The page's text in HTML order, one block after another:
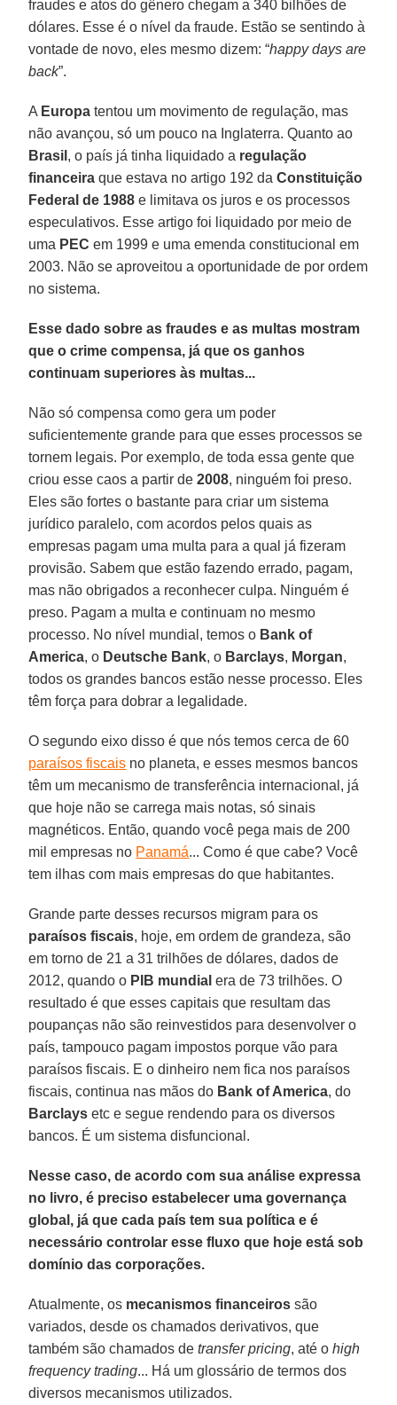
fraudes e atos do gênero chegam a 340 bilhões de
dólares. Esse é o nível da fraude. Estão se sentindo à
vontade de novo, eles mesmo dizem: “happy days are
back”.
A Europa tentou um movimento de regulação, mas
não avançou, só um pouco na Inglaterra. Quanto ao
Brasil , o país já tinha liquidado a regulação
financeira que estava no artigo 192 daConstituição
Federal de 1988 e limitava os juros e os processos
especulativos. Esse artigo foi liquidado por meio de
uma PEC em 1999 e uma emenda constitucional em
2003. Não se aproveitou a oportunidade de por ordem
no sistema.
Esse dado sobre as fraudes e as multas mostram
que o crime compensa, já que os ganhos
continuam superiores às multas...
Não só compensa como gera um poder
suficientemente grande para que esses processos se
tornem legais. Por exemplo, de toda essa gente que
criou esse caos a partir de2008, ninguém foi preso.
Eles são fortes o bastante para criar um sistema
jurídico paralelo, com acordos pelos quais as
empresas pagam uma multa para a qual já fizeram
provisão. Sabem que estão fazendo errado, pagam,
mas não obrigados a reconhecer culpa. Ninguém é
preso. Pagam a multa e continuam no mesmo
processo. No nível mundial, temos o Bank of
America, o Deutsche Bank, o Barclays, Morgan,
todos os grandes bancos estão nesse processo. Eles
têm força para dobrar a legalidade.
O segundo eixo disso é que nós temos cerca de 60
paraísos fiscais no planeta, e esses mesmos bancos
têm um mecanismo de transferência internacional, já
que hoje não se carrega mais notas, só sinais
magnéticos. Então, quando você pega mais de 200
mil empresas no Panamá... Como é que cabe? Você
tem ilhas com mais empresas do que habitantes.
Grande parte desses recursos migram para os
paraísos fiscais, hoje, em ordem de grandeza, são
em torno de 21 a 31 trilhões de dólares, dados de
2012, quando o PIB mundial era de 73 trilhões. O
resultado é que esses capitais que resultam das
poupanças não são reinvestidos para desenvolver o
país, tampouco pagam impostos porque vão para
paraísos fiscais. E o dinheiro nem fica nos paraísos
fiscais, continua nas mãos do Bank of America, do
Barclays etc e segue rendendo para os diversos
bancos. É um sistema disfuncional.
Nesse caso, de acordo com sua análise expressa
no livro, é preciso estabelecer uma governança
global, já que cada país tem sua política e é
necessário controlar esse fluxo que hoje está sob
domínio das corporações.
Atualmente, os mecanismos financeiros são
variados, desde os chamados derivativos, que
também são chamados detransfer pricing, até ohigh
frequency trading... Há um glossário de termos dos
diversos mecanismos utilizados.